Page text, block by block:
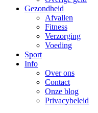
Gezondheid
Afvallen
Fitness
Verzorging
Voeding
Sport
Info
Over ons
Contact
Onze blog
Privacybeleid